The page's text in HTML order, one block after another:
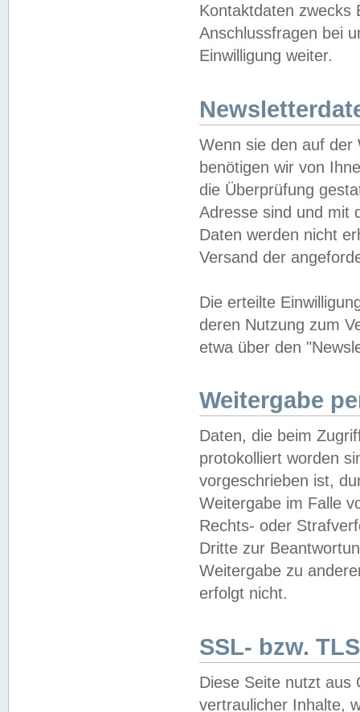
Kontaktdaten zwecks
Anschlussfragen bei
Einwilligung weiter.
Wenn sie den auf der
benötigen wir von
die Überprüfung
Adresse sind und mit
Daten werden nicht
Versand der
Die erteilte
deren Nutzung zum
etwa über den
Weitergabe
Daten, die beim
protokolliert worden
vorgeschrieben ist,
Weitergabe im Falle
Rechts- oder
Dritte zur
Weitergabe zu
erfolgt nicht.
SSL- bzw.
Diese Seite nutzt aus
vertraulicher Inhalte,